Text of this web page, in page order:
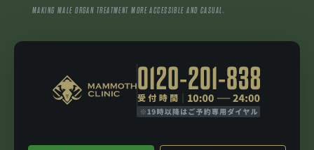
MAKING MALE ORGAN TREATMENT MORE ACCESSIBLE AND CASUAL.
マンモスクリニック0120-201-838
10:00から24:00